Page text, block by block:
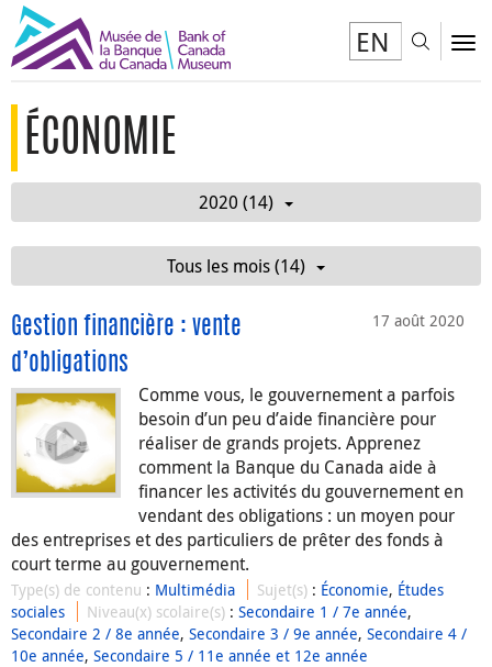
EN
ÉCONOMIE
2020 (14)
Tous les mois (14)
17 août 2020
Gestion financière : vente
d’obligations
Comme vous, le gouvernement a parfois
besoin d’un peu d’aide financière pour
réaliser de grands projets. Apprenez
comment la Banque du Canada aide à
financer les activités du gouvernement en
vendant des obligations : un moyen pour
des entreprises et des particuliers de prêter des fonds à
court terme au gouvernement.
Type(s) de contenu : Multimédia Sujet(s) : Économie, Études
sociales
Niveau(x) scolaire(s) :Secondaire 1 / 7e année,
Secondaire 2 / 8e année, Secondaire 3 / 9e année, Secondaire 4 /
10e année, Secondaire 5 / 11e année et 12e année